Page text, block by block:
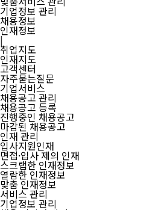
기업정보 관리
채용정보
인재정보
|
취업지도
인재지도
고객센터
자주묻는질문
기업서비스
채용공고 관리
채용공고 등록
진행중인 채용공고
마감된 채용공고
인재 관리
입사지원인재
면접·입사 제의 인재
스크랩한 인재정보
열람한 인재정보
맞춤 인재정보
서비스 관리
기업정보 관리